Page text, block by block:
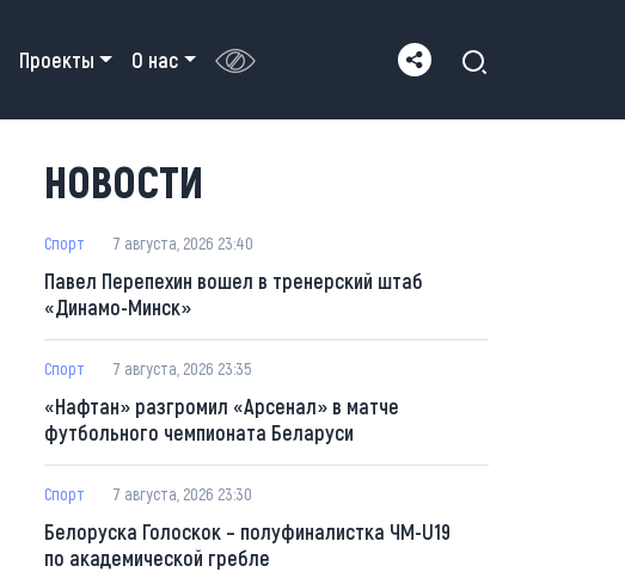
Проекты О нас
НОВОСТИ
Спорт 7 августа, 2026 23:40
Павел Перепехин вошел в тренерский штаб
«Динамо-Минск»
Спорт 7 августа, 2026 23:35
«Нафтан» разгромил «Арсенал» в матче
футбольного чемпионата Беларуси
Спорт 7 августа, 2026 23:30
Белоруска Голоскок – полуфиналистка ЧМ-U19
по академической гребле